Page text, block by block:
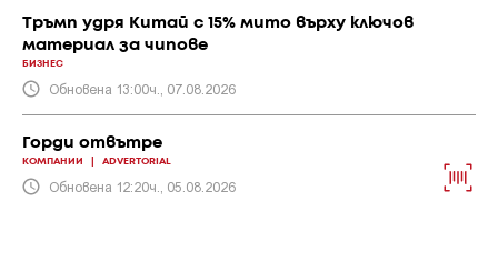
Тръмп удря Китай с 15% мито върху ключов
материал за чипове
БИЗНЕС
Обновена 13:00ч., 07.08.2026
Горди отвътре
КОМПАНИИ ADVERTORIAL
Обновена 12:20ч., 05.08.2026